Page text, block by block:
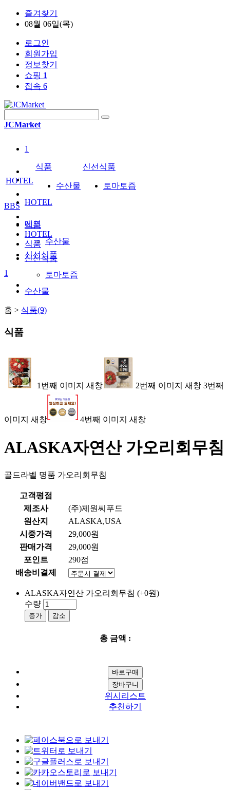
즐겨찾기
08월 06일(목)
로그인
회원가입
정보찾기
쇼핑 1
접속 6
JCMarket
1
HOTEL
식품
수산물
신선식품
토마토즙
HOTEL
식품
수산물
신선식품
토마토즙
BBS
메인
HOTEL
식품
신선식품
1
수산물
홈 > 식품(9)
식품
1번째 이미지 새창 2번째 이미지 새창 3번째
이미지 새창 4번째 이미지 새창
ALASKA자연산 가오리회무침
골드라벨 명품 가오리회무침
고객평점
제조사
(주)제원씨푸드
원산지
ALASKA,USA
시중가격
29,000원
판매가격
29,000원
포인트
290점
배송비결제
ALASKA자연산 가오리회무침 (+0원)
수량
증가 감소
총 금액 :
위시리스트
추천하기